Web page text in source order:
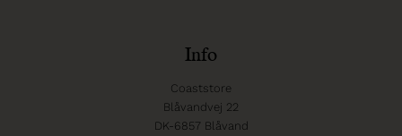
Info
Coaststore
Blåvandvej 22
DK-6857 Blåvand